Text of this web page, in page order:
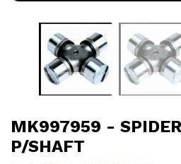
MK997959 -
P/SHAFT